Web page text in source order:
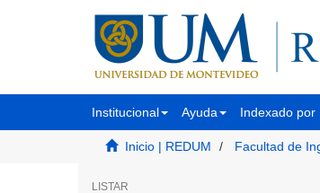
Institucional Ayuda Indexado por
Inicio | REDUM Facultad de
LISTAR